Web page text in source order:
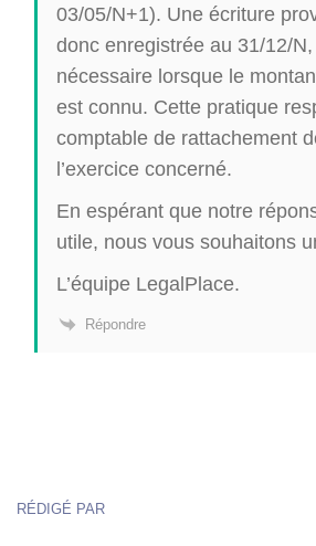
03/05/N+1). Une écriture
donc enregistrée au 31/12/
nécessaire lorsque le
est connu. Cette pratique
comptable de rattachement
l’exercice concerné.
En espérant que notre
utile, nous vous souhaitons
L’équipe LegalPlace.
Répondre
RÉDIGÉ PAR